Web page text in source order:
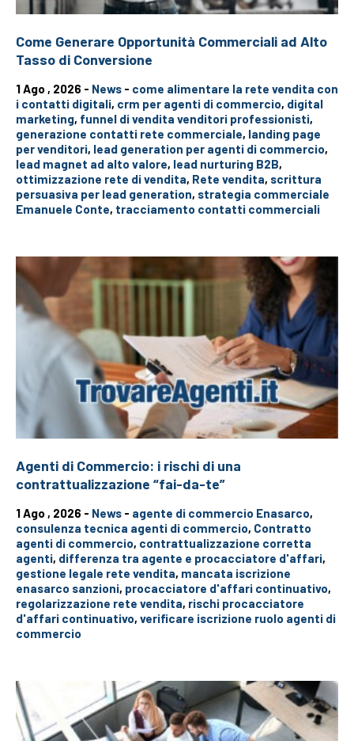
Come Generare Opportunità Commerciali ad Alto
Tasso di Conversione
1 Ago , 2026 - News - come alimentare la rete vendita con
i contatti digitali, crm per agenti di commercio, digital
marketing, funnel di vendita venditori professionisti,
generazione contatti rete commerciale, landing page
per venditori, lead generation per agenti di commercio,
lead magnet ad alto valore, lead nurturing B2B,
ottimizzazione rete di vendita, Rete vendita, scrittura
persuasiva per lead generation, strategia commerciale
Emanuele Conte, tracciamento contatti commerciali
Agenti di Commercio: i rischi di una
contrattualizzazione “fai-da-te”
1 Ago , 2026 - News - agente di commercio Enasarco,
consulenza tecnica agenti di commercio, Contratto
agenti di commercio, contrattualizzazione corretta
agenti, differenza tra agente e procacciatore d'affari,
gestione legale rete vendita, mancata iscrizione
enasarco sanzioni, procacciatore d'affari continuativo,
regolarizzazione rete vendita, rischi procacciatore
d'affari continuativo, verificare iscrizione ruolo agenti di
commercio